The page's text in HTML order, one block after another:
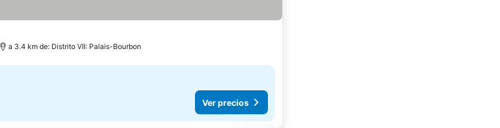
a 3.4 km de: Distrito VII: Palais-Bourbon
Ver precios